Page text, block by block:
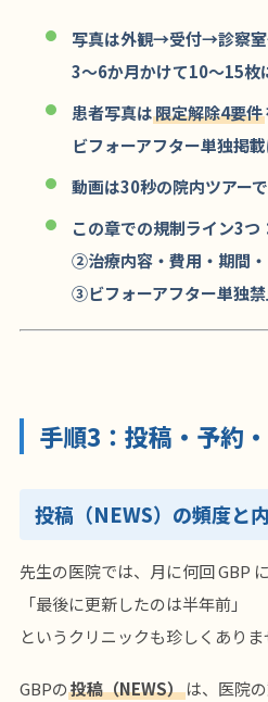
写真は外観→受付→診察室
3〜6か月かけて10〜15枚
患者写真は限定解除4要件
ビフォーアフター単独掲
動画は30秒の院内ツアー
この章での規制ライン3
②治療内容・費用・期間
③ビフォーアフター単独
手順3：投稿・予約
投稿（NEWS）の頻度と
先生の医院では、月に何回 GBP
「最後に更新したのは半年前」
というクリニックも珍しくありま
GBPの投稿（NEWS）は、医院